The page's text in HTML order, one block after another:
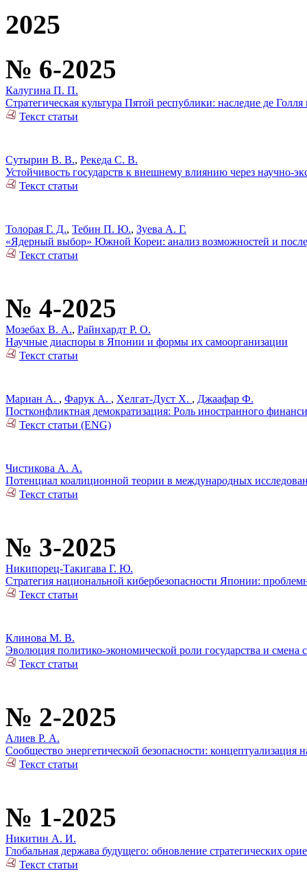
2025
№ 6-2025
Калугина П. П.
Cтратегическая культура Пятой республики: наследие де
Текст статьи
Сутырин В. В., Рекеда С. В.
Устойчивость государств к внешнему влиянию через научно-
Текст статьи
Толорая Г. Д., Тебин П. Ю., Зуева А. Г.
«Ядерный выбор» Южной Кореи: анализ возможностей и
Текст статьи
№ 4-2025
Мозебах В. А., Райнхардт Р. О.
Научные диаспоры в Японии и формы их самоорганизации
Текст статьи
Мариан А. , Фарук А. , Хелгат-Дуст Х. , Джаафар Ф.
Постконфликтная демократизация: Роль иностранного
Текст статьи (ENG)
Чистикова А. А.
Потенциал коалиционной теории в международных
Текст статьи
№ 3-2025
Никипорец-Такигава Г. Ю.
Стратегия национальной кибербезопасности Японии:
Текст статьи
Клинова М. В.
Эволюция политико-экономической роли государства и смена
Текст статьи
№ 2-2025
Алиев Р. А.
Сообщество энергетической безопасности: концептуализация
Текст статьи
№ 1-2025
Никитин А. И.
Глобальная держава будущего: обновление стратегических
Текст статьи